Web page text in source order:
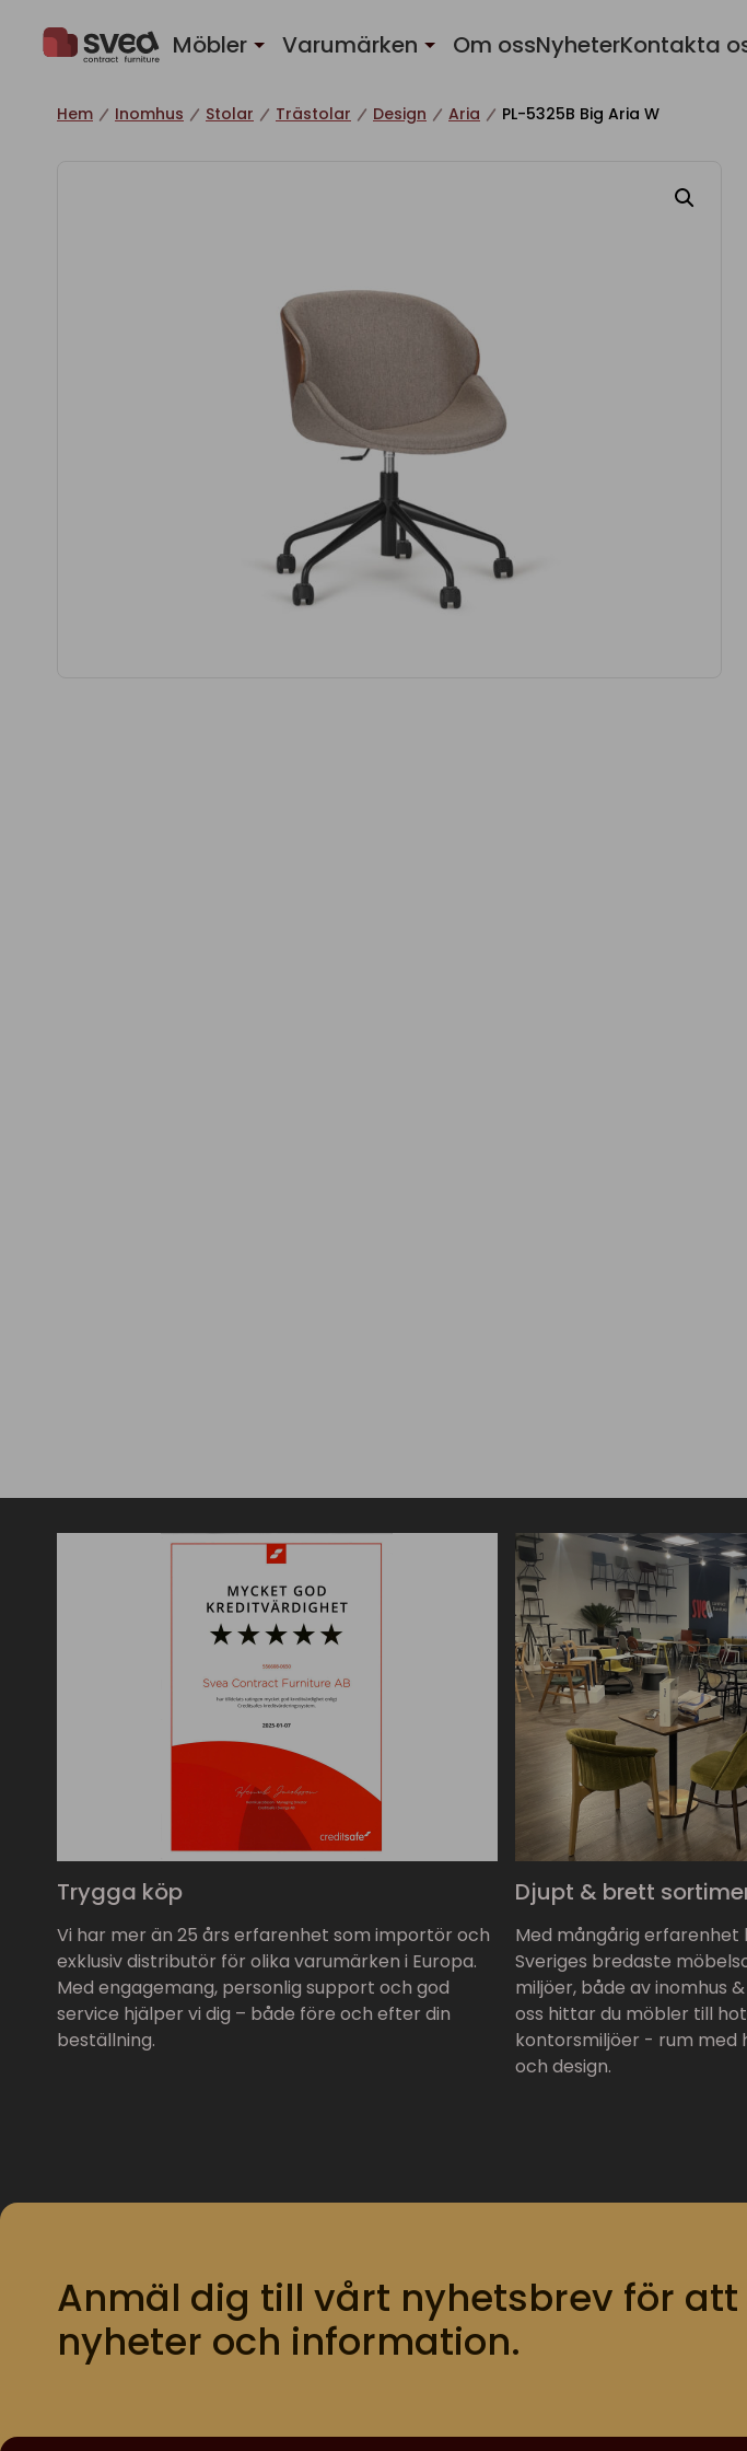
Möbler Varumärken Om ossNyheterKontakta
Hem Inomhus Stolar Trästolar Design Aria PL-5325B Big Aria W
Trygga köp
Vi har mer än 25 års erfarenhet som importör och
exklusiv distributör för olika varumärken i Europa.
Med engagemang, personlig support och god
service hjälper vi dig – både före och efter din
beställning.
Djupt & brett
Med mångårig
Sveriges bredaste
miljöer, både av inomhus
oss hittar du möbler till
kontorsmiljöer - rum med
och design.
Anmäl dig till vårt nyhetsbrev för att
nyheter och information.